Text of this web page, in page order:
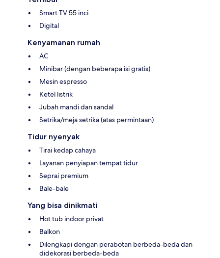
Smart TV 55 inci
Digital
Kenyamanan rumah
AC
Minibar (dengan beberapa isi gratis)
Mesin espresso
Ketel listrik
Jubah mandi dan sandal
Setrika/meja setrika (atas permintaan)
Tidur nyenyak
Tirai kedap cahaya
Layanan penyiapan tempat tidur
Seprai premium
Bale-bale
Yang bisa dinikmati
Hot tub indoor privat
Balkon
Dilengkapi dengan perabotan berbeda-beda dan
didekorasi berbeda-beda